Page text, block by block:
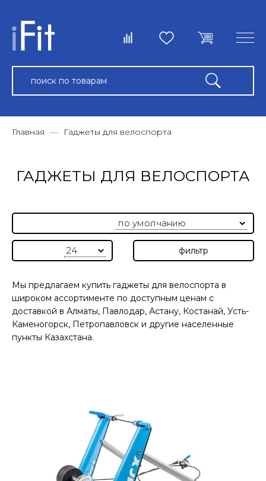
Главная Гаджеты для велоспорта
ГАДЖЕТЫ ДЛЯ ВЕЛОСПОРТА
фильтр
Мы предлагаем купить гаджеты для велоспорта в
широком ассортименте по доступным ценам с
доставкой в Алматы, Павлодар, Астану, Костанай, Усть-
Каменогорск, Петропавловск и другие населенные
пункты Казахстана.